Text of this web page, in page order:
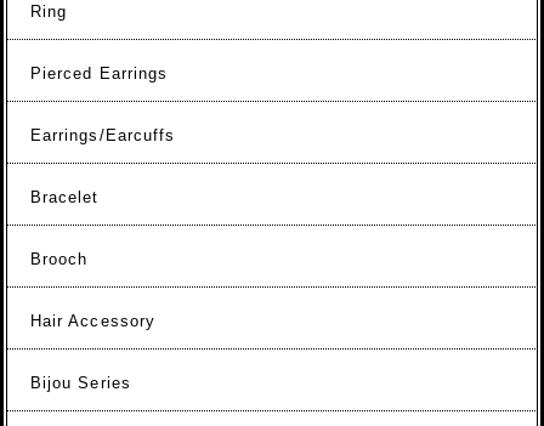
Ring
Pierced Earrings
Earrings/Earcuffs
Bracelet
Brooch
Hair Accessory
Bijou Series